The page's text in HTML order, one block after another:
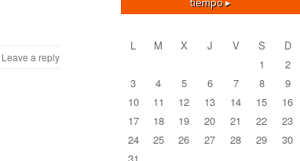
Leave a reply
tiempo ▸
L M X J V S
D
1
2
3
4 5 6 7 8
9
10
11 12 13 14 15
16
17
18 19 20 21 22
23
24
25 26 27 28 29
30
31